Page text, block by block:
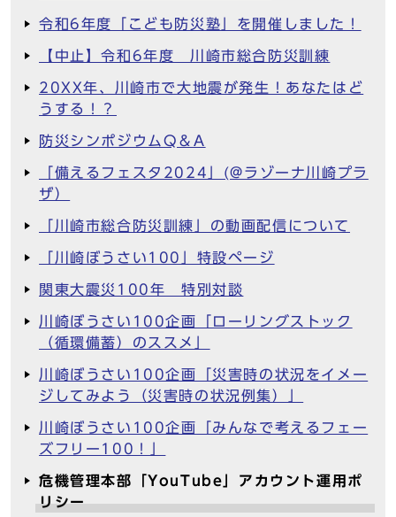
令和6年度「こども防災塾」を開催しました！
【中止】令和6年度 川崎市総合防災訓練
20XX年、川崎市で大地震が発生！あなたはど
うする！？
防災シンポジウムQ＆A
「備えるフェスタ2024」(@ラゾーナ川崎プラ
ザ）
「川崎市総合防災訓練」の動画配信について
「川崎ぼうさい100」特設ページ
関東大震災100年 特別対談
川崎ぼうさい100企画「ローリングストック
（循環備蓄）のススメ」
川崎ぼうさい100企画「災害時の状況をイメー
ジしてみよう（災害時の状況例集）」
川崎ぼうさい100企画「みんなで考えるフェー
ズフリー100！」
危機管理本部「YouTube」アカウント運用ポ
リシー